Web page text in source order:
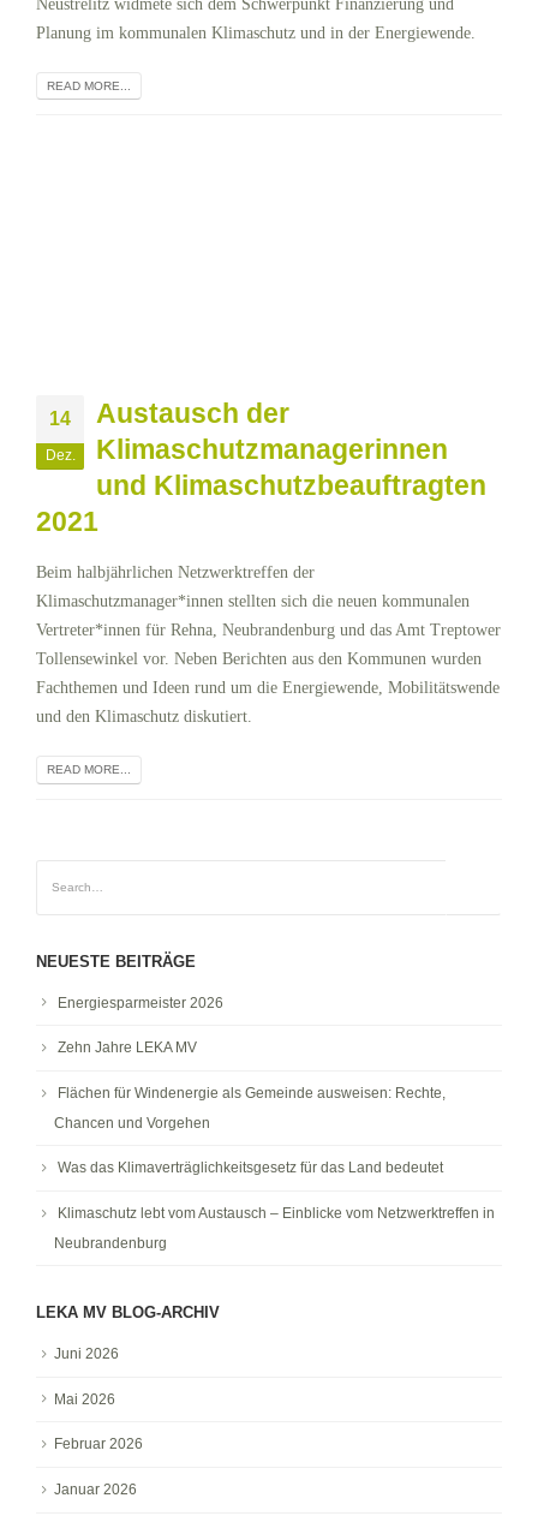
Neustrelitz widmete sich dem Schwerpunkt Finanzierung und
Planung im kommunalen Klimaschutz und in der Energiewende.
READ MORE...
14
Dez.
Austausch der
Klimaschutzmanagerinnen
und Klimaschutzbeauftragten
2021
Beim halbjährlichen Netzwerktreffen der
Klimaschutzmanager*innen stellten sich die neuen kommunalen
Vertreter*innen für Rehna, Neubrandenburg und das Amt Treptower
Tollensewinkel vor. Neben Berichten aus den Kommunen wurden
Fachthemen und Ideen rund um die Energiewende, Mobilitätswende
und den Klimaschutz diskutiert.
READ MORE...
NEUESTE BEITRÄGE
Energiesparmeister 2026
Zehn Jahre LEKA MV
Flächen für Windenergie als Gemeinde ausweisen: Rechte,
Chancen und Vorgehen
Was das Klimaverträglichkeitsgesetz für das Land bedeutet
Klimaschutz lebt vom Austausch – Einblicke vom Netzwerktreffen in
Neubrandenburg
LEKA MV BLOG-ARCHIV
Juni 2026
Mai 2026
Februar 2026
Januar 2026